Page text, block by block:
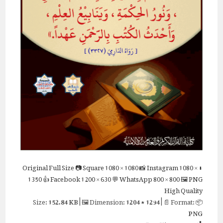
⬇ Original
Full Size📷 Square1080 × 1080📸 Instagram1080 ×
1350👍 Facebook1200 × 630💬 WhatsApp800 × 800🖼 PNG
High Quality
📦 Size:
152.84 KB| 🖼 Dimension:1204 × 1294| 📄 Format:
PNG